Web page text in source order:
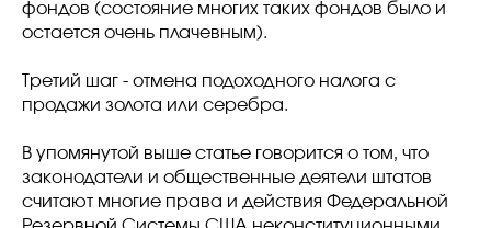
фондов (состояние многих таких фондов было и
остается очень плачевным).
Третий шаг - отмена подоходного налога с
продажи золота или серебра.
В упомянутой выше статье говорится о том, что
законодатели и общественные деятели штатов
считают многие права и действия Федеральной